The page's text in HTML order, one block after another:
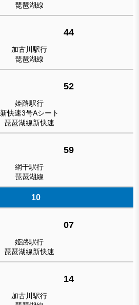
琵琶湖線
44
加古川駅行
琵琶湖線
52
姫路駅行
新快速3号Aシート
琵琶湖線新快速
59
網干駅行
琵琶湖線
10
07
姫路駅行
琵琶湖線新快速
14
加古川駅行